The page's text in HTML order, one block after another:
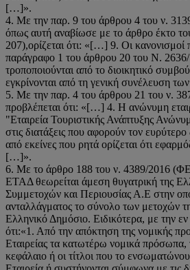
[…]».
4. Με την παρ. 9 του άρθρου 4 του ν.
όπως αυτή αναβίωσε με το άρθρο έκτο
207),ορίζεται ότι: «[…] 9. Οι κανονισμοί
παράγραφο 1 του άρθρου 20 του Ν.
τροποποιούνται από το διοικητικό
εγκρίνονται από τη γενική συνέλευση
5. Με την παρ. 4 του άρθρου 21 του ν.
προβλέπεται ότι: «[…] 4. Η ανώνυμη
"Εταιρεία Τουριστικής Ανάπτυξης
στις διατάξεις που αφορούν τον
από εκείνες που ρητά ορίζεται ότι
[…]».
6. Με το άρθρο 188 του ν. 4389/2016
ΕΤΑΔ θεωρείται άμεση θυγατρική της
Συμμετοχών και Περιουσίας Α.Ε στην
ανταλλάγματος το σύνολο των μετοχών
Ελληνικό Δημόσιο. Ειδικότερα, με την εν
ότι:«1. Από την απόκτηση της νομικής
Εταιρείας τα κατωτέρω νομικά πρόσωπα,
κεφάλαιο ή οι τίτλοι που το